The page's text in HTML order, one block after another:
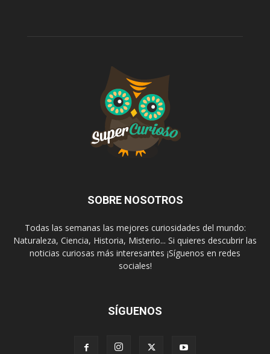
SOBRE NOSOTROS
Todas las semanas las mejores curiosidades del mundo:
Naturaleza, Ciencia, Historia, Misterio... Si quieres descubrir las
noticias curiosas más interesantes ¡Síguenos en redes
sociales!
SÍGUENOS